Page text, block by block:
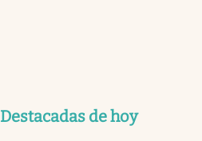
Destacadas de hoy